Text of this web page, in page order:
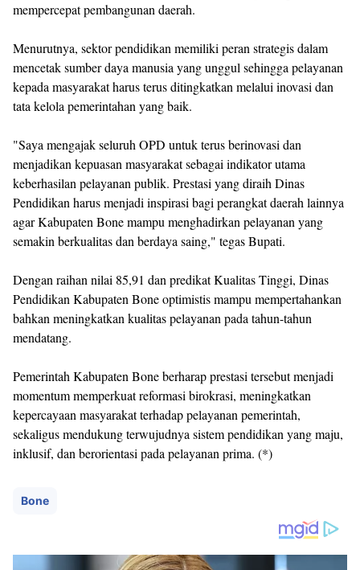
mempercepat pembangunan daerah.
Menurutnya, sektor pendidikan memiliki peran strategis dalam
mencetak sumber daya manusia yang unggul sehingga pelayanan
kepada masyarakat harus terus ditingkatkan melalui inovasi dan
tata kelola pemerintahan yang baik.
"Saya mengajak seluruh OPD untuk terus berinovasi dan
menjadikan kepuasan masyarakat sebagai indikator utama
keberhasilan pelayanan publik. Prestasi yang diraih Dinas
Pendidikan harus menjadi inspirasi bagi perangkat daerah lainnya
agar Kabupaten Bone mampu menghadirkan pelayanan yang
semakin berkualitas dan berdaya saing," tegas Bupati.
Dengan raihan nilai 85,91 dan predikat Kualitas Tinggi, Dinas
Pendidikan Kabupaten Bone optimistis mampu mempertahankan
bahkan meningkatkan kualitas pelayanan pada tahun-tahun
mendatang.
Pemerintah Kabupaten Bone berharap prestasi tersebut menjadi
momentum memperkuat reformasi birokrasi, meningkatkan
kepercayaan masyarakat terhadap pelayanan pemerintah,
sekaligus mendukung terwujudnya sistem pendidikan yang maju,
inklusif, dan berorientasi pada pelayanan prima. (*)
Bone